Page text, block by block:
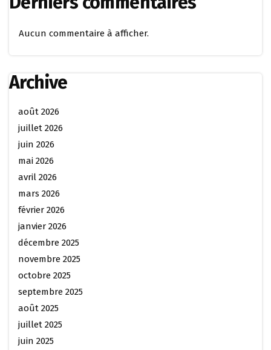
Aucun commentaire à afficher.
Archive
août 2026
juillet 2026
juin 2026
mai 2026
avril 2026
mars 2026
février 2026
janvier 2026
décembre 2025
novembre 2025
octobre 2025
septembre 2025
août 2025
juillet 2025
juin 2025